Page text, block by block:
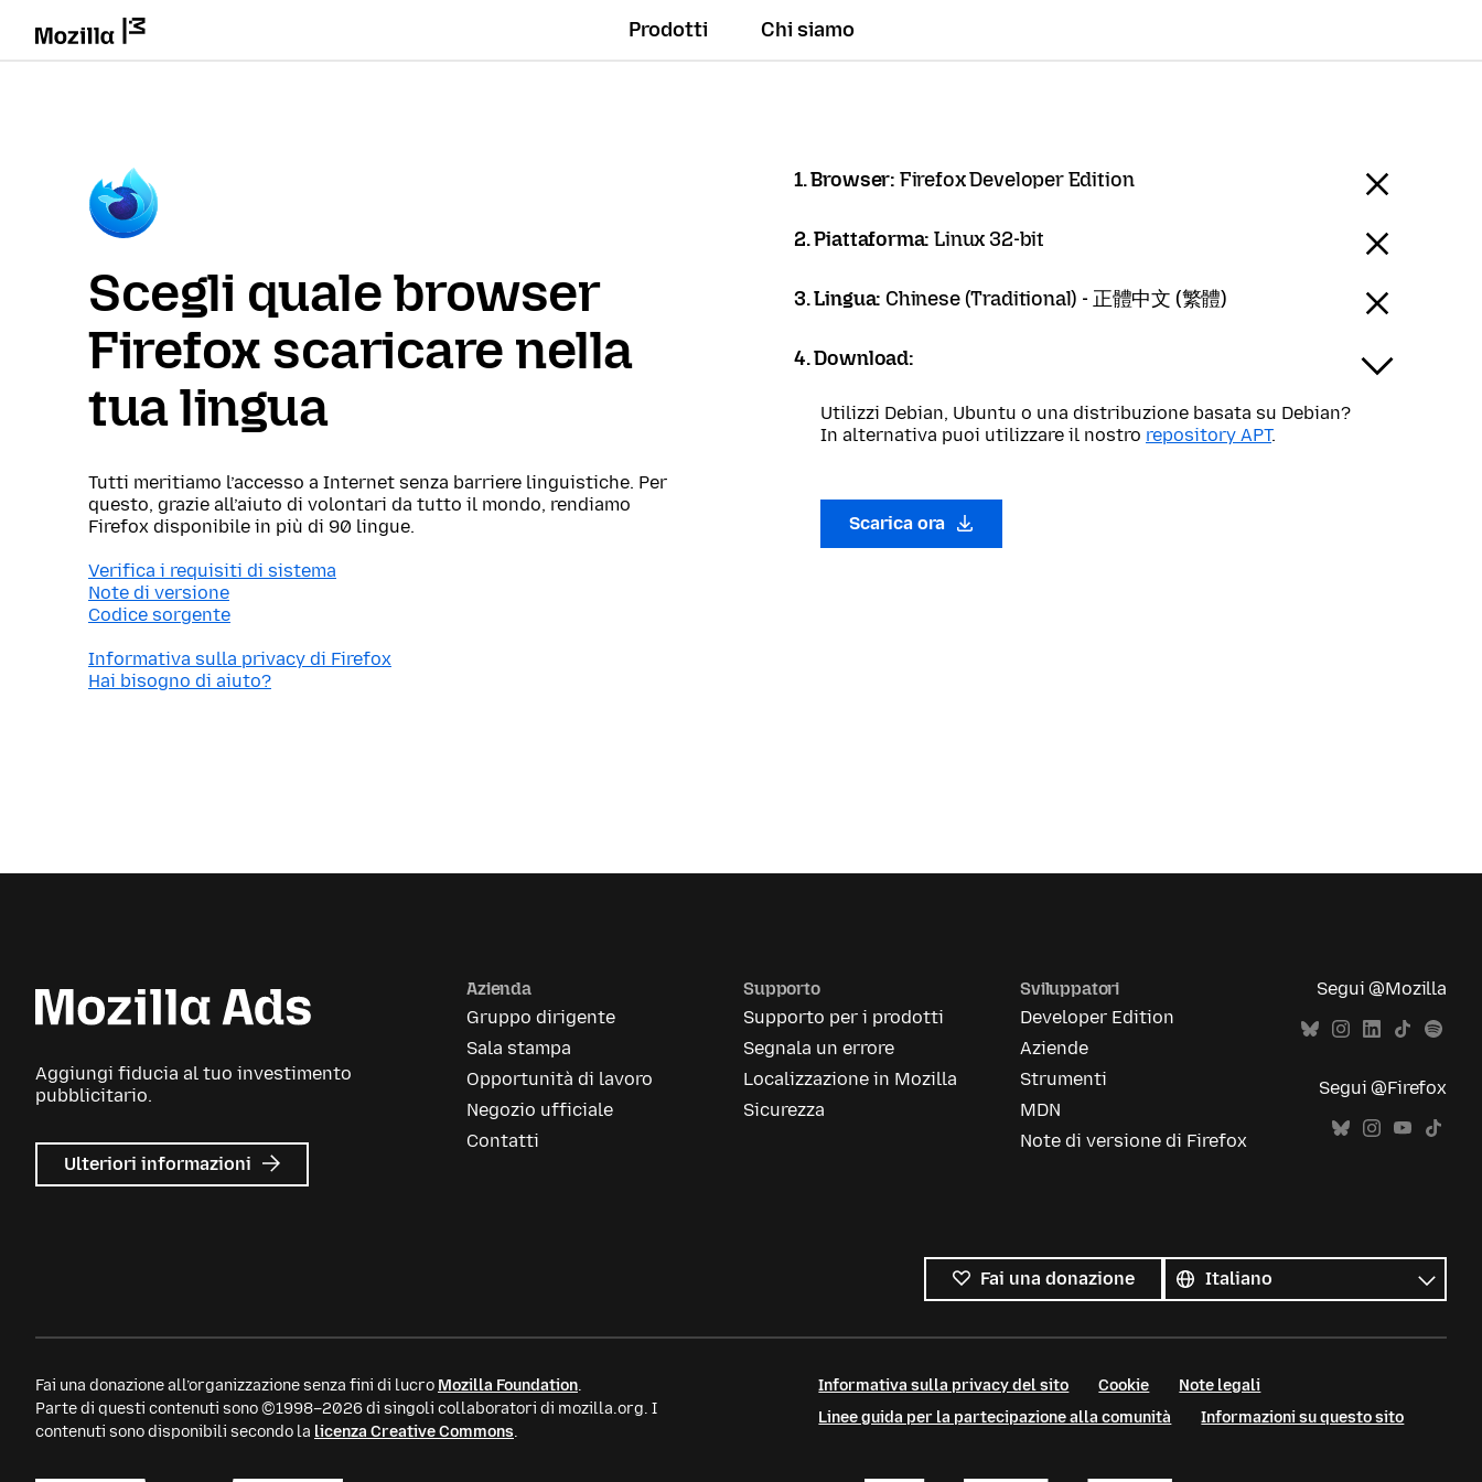
Prodotti Chi siamo
Scegli quale browser
Firefox scaricare nella
tua lingua
Tutti meritiamo l’accesso a Internet senza barriere linguistiche. Per
questo, grazie all’aiuto di volontari da tutto il mondo, rendiamo
Firefox disponibile in più di 90 lingue.
Verifica i requisiti di sistema
Note di versione
Codice sorgente
Informativa sulla privacy di Firefox
Hai bisogno di aiuto?
1. Browser: Firefox Developer Edition
2. Piattaforma:Linux 32-bit
3. Lingua: Chinese (Traditional) - 正體中文 (繁體)
4. Download:
Utilizzi Debian, Ubuntu o una distribuzione basata su Debian?
In alternativa puoi utilizzare il nostro repository APT.
Scarica ora
Aggiungi fiducia al tuo investimento
pubblicitario.
Ulteriori informazioni su
Mozilla
Azienda
Gruppo dirigente
Sala stampa
Opportunità di lavoro
Negozio ufficiale
Contatti
Supporto
Supporto per i prodotti
Segnala un errore
Localizzazione in Mozilla
Sicurezza
Sviluppatori
Developer Edition
Aziende
Strumenti
MDN
Note di versione di Firefox
Segui @Mozilla
Segui @Firefox
Fai una donazione
le
lingue
Lingua
Fai una donazione all’organizzazione senza fini di lucro Mozilla Foundation.
Parte di questi contenuti sono ©1998–2026 di singoli collaboratori di mozilla.org. I
contenuti sono disponibili secondo la licenza Creative Commons.
Informativa sulla privacy del sito Cookie
Note legali
Linee guida per la partecipazione alla comunità
Informazioni su questo sito